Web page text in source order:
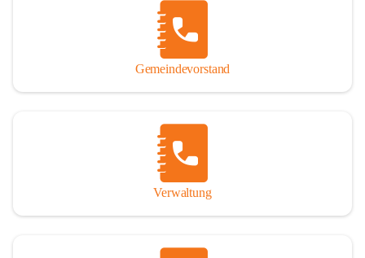
Gemeindevorstand
Verwaltung